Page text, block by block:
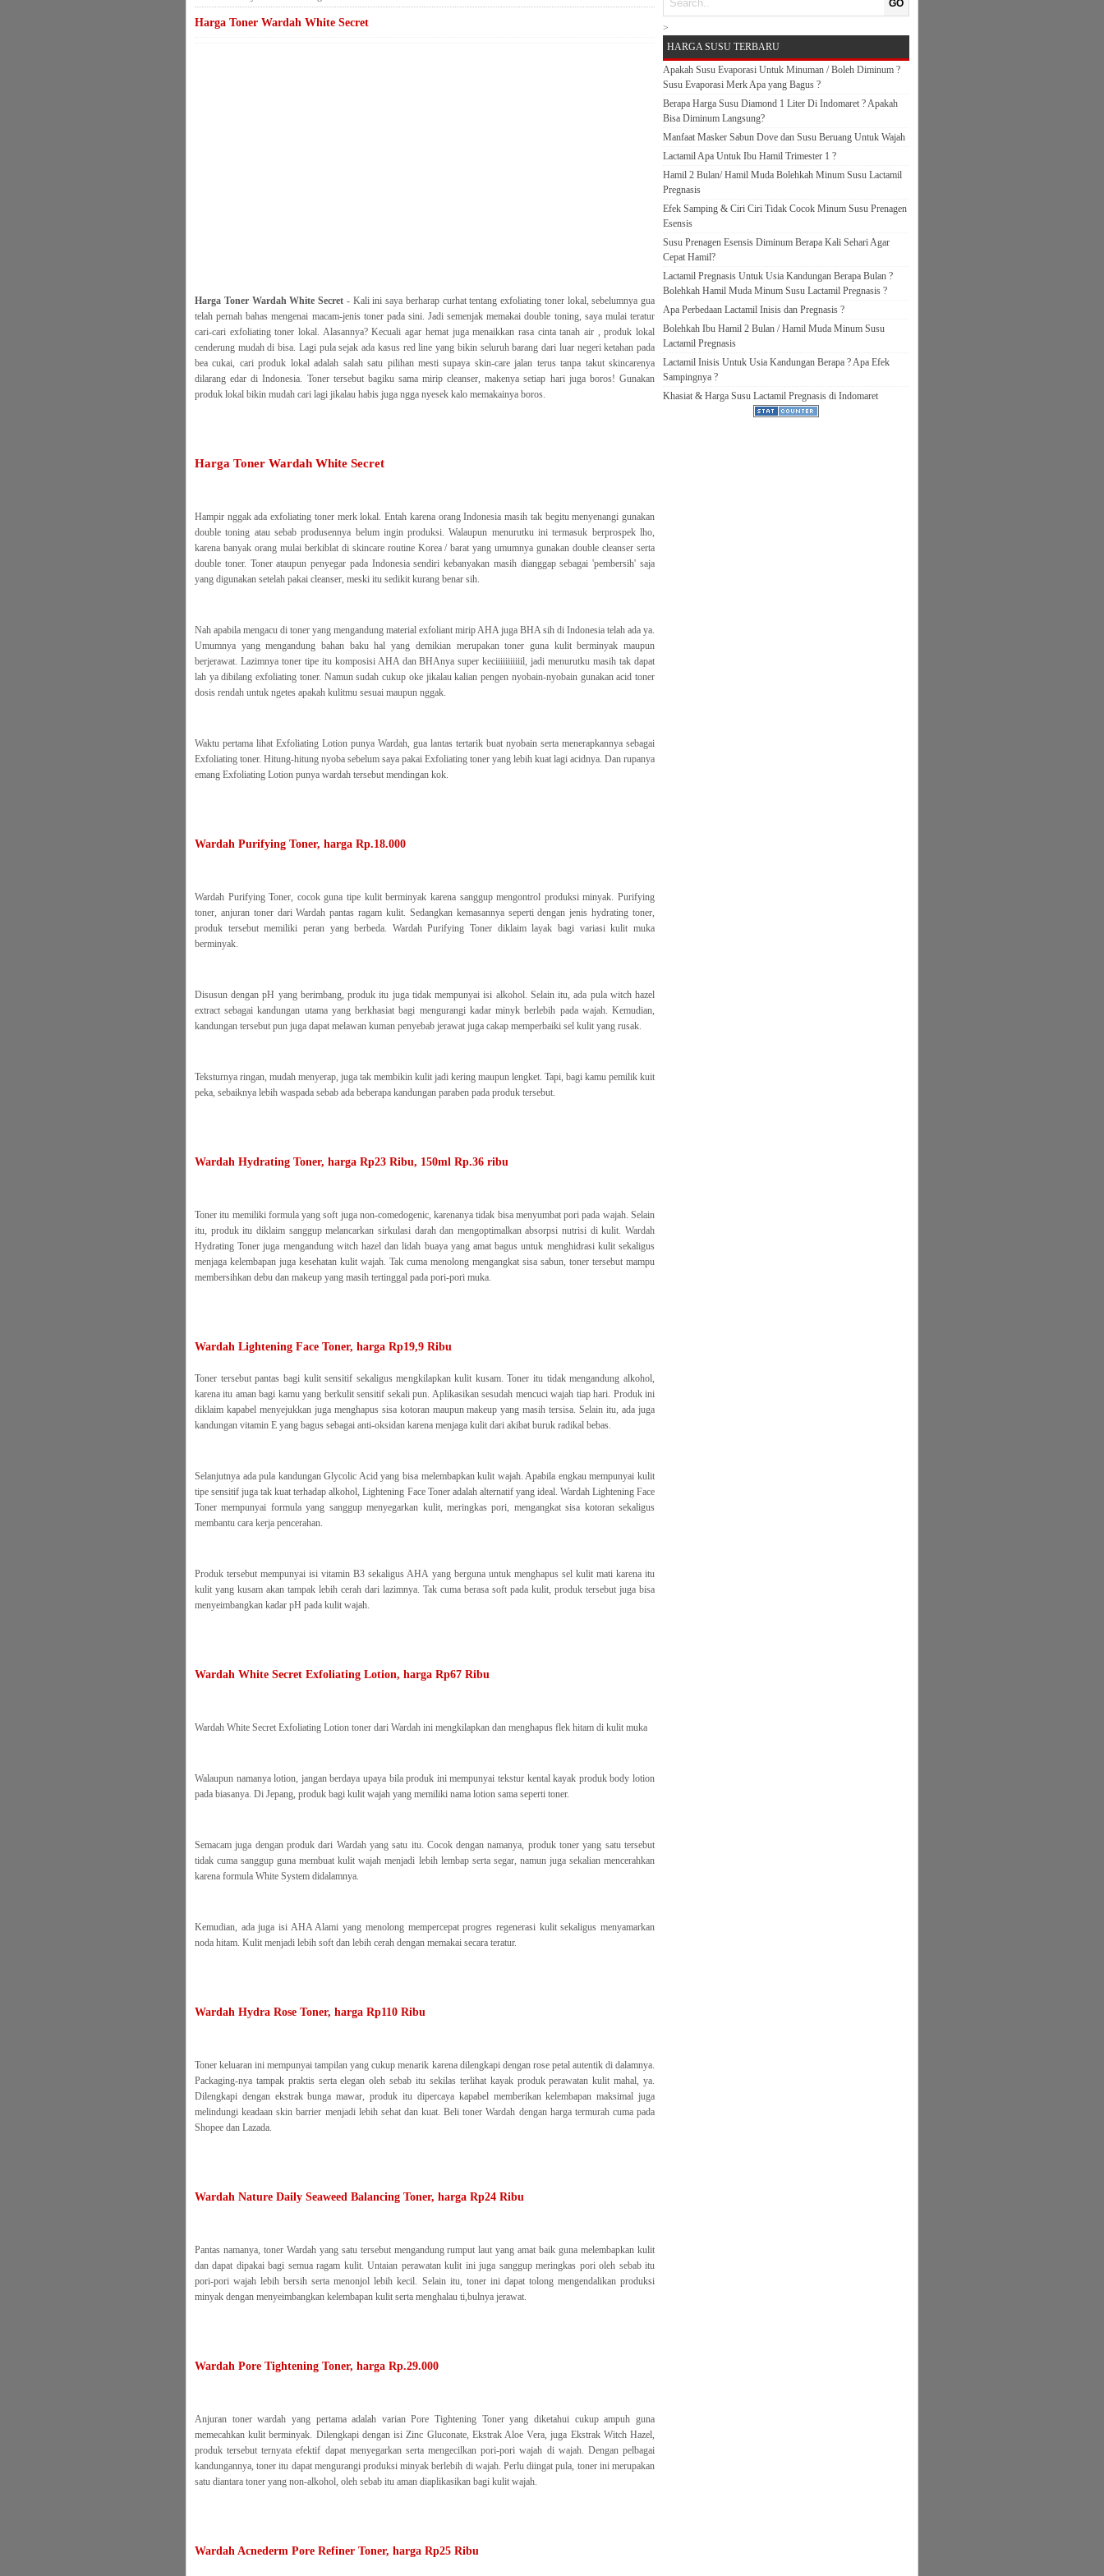
Harga Toner Wardah White Secret
Harga Toner Wardah White Secret - Kali ini saya berharap curhat tentang exfoliating toner lokal, sebelumnya gua
telah pernah bahas mengenai macam-jenis toner pada sini. Jadi semenjak memakai double toning, saya mulai teratur
cari-cari exfoliating toner lokal. Alasannya? Kecuali agar hemat juga menaikkan rasa cinta tanah air , produk lokal
cenderung mudah di bisa. Lagi pula sejak ada kasus red line yang bikin seluruh barang dari luar negeri ketahan pada
bea cukai, cari produk lokal adalah salah satu pilihan mesti supaya skin-care jalan terus tanpa takut skincarenya
dilarang edar di Indonesia. Toner tersebut bagiku sama mirip cleanser, makenya setiap hari juga boros! Gunakan
produk lokal bikin mudah cari lagi jikalau habis juga ngga nyesek kalo memakainya boros.
Harga Toner Wardah White Secret
Hampir nggak ada exfoliating toner merk lokal. Entah karena orang Indonesia masih tak begitu menyenangi gunakan
double toning atau sebab produsennya belum ingin produksi. Walaupun menurutku ini termasuk berprospek lho,
karena banyak orang mulai berkiblat di skincare routine Korea / barat yang umumnya gunakan double cleanser serta
double toner. Toner ataupun penyegar pada Indonesia sendiri kebanyakan masih dianggap sebagai 'pembersih' saja
yang digunakan setelah pakai cleanser, meski itu sedikit kurang benar sih.
Nah apabila mengacu di toner yang mengandung material exfoliant mirip AHA juga BHA sih di Indonesia telah ada ya.
Umumnya yang mengandung bahan baku hal yang demikian merupakan toner guna kulit berminyak maupun
berjerawat. Lazimnya toner tipe itu komposisi AHA dan BHAnya super keciiiiiiiiiiil, jadi menurutku masih tak dapat
lah ya dibilang exfoliating toner. Namun sudah cukup oke jikalau kalian pengen nyobain-nyobain gunakan acid toner
dosis rendah untuk ngetes apakah kulitmu sesuai maupun nggak.
Waktu pertama lihat Exfoliating Lotion punya Wardah, gua lantas tertarik buat nyobain serta menerapkannya sebagai
Exfoliating toner. Hitung-hitung nyoba sebelum saya pakai Exfoliating toner yang lebih kuat lagi acidnya. Dan rupanya
emang Exfoliating Lotion punya wardah tersebut mendingan kok.
Wardah Purifying Toner, harga Rp.18.000
Wardah Purifying Toner, cocok guna tipe kulit berminyak karena sanggup mengontrol produksi minyak. Purifying
toner, anjuran toner dari Wardah pantas ragam kulit. Sedangkan kemasannya seperti dengan jenis hydrating toner,
produk tersebut memiliki peran yang berbeda. Wardah Purifying Toner diklaim layak bagi variasi kulit muka
berminyak.
Disusun dengan pH yang berimbang, produk itu juga tidak mempunyai isi alkohol. Selain itu, ada pula witch hazel
extract sebagai kandungan utama yang berkhasiat bagi mengurangi kadar minyk berlebih pada wajah. Kemudian,
kandungan tersebut pun juga dapat melawan kuman penyebab jerawat juga cakap memperbaiki sel kulit yang rusak.
Teksturnya ringan, mudah menyerap, juga tak membikin kulit jadi kering maupun lengket. Tapi, bagi kamu pemilik kuit
peka, sebaiknya lebih waspada sebab ada beberapa kandungan paraben pada produk tersebut.
Wardah Hydrating Toner, harga Rp23 Ribu, 150ml Rp.36 ribu
Toner itu memiliki formula yang soft juga non-comedogenic, karenanya tidak bisa menyumbat pori pada wajah. Selain
itu, produk itu diklaim sanggup melancarkan sirkulasi darah dan mengoptimalkan absorpsi nutrisi di kulit. Wardah
Hydrating Toner juga mengandung witch hazel dan lidah buaya yang amat bagus untuk menghidrasi kulit sekaligus
menjaga kelembapan juga kesehatan kulit wajah. Tak cuma menolong mengangkat sisa sabun, toner tersebut mampu
membersihkan debu dan makeup yang masih tertinggal pada pori-pori muka.
Wardah Lightening Face Toner, harga Rp19,9 Ribu
Toner tersebut pantas bagi kulit sensitif sekaligus mengkilapkan kulit kusam. Toner itu tidak mengandung alkohol,
karena itu aman bagi kamu yang berkulit sensitif sekali pun. Aplikasikan sesudah mencuci wajah tiap hari. Produk ini
diklaim kapabel menyejukkan juga menghapus sisa kotoran maupun makeup yang masih tersisa. Selain itu, ada juga
kandungan vitamin E yang bagus sebagai anti-oksidan karena menjaga kulit dari akibat buruk radikal bebas.
Selanjutnya ada pula kandungan Glycolic Acid yang bisa melembapkan kulit wajah. Apabila engkau mempunyai kulit
tipe sensitif juga tak kuat terhadap alkohol, Lightening Face Toner adalah alternatif yang ideal. Wardah Lightening Face
Toner mempunyai formula yang sanggup menyegarkan kulit, meringkas pori, mengangkat sisa kotoran sekaligus
membantu cara kerja pencerahan.
Produk tersebut mempunyai isi vitamin B3 sekaligus AHA yang berguna untuk menghapus sel kulit mati karena itu
kulit yang kusam akan tampak lebih cerah dari lazimnya. Tak cuma berasa soft pada kulit, produk tersebut juga bisa
menyeimbangkan kadar pH pada kulit wajah.
Wardah White Secret Exfoliating Lotion, harga Rp67 Ribu
Wardah White Secret Exfoliating Lotion toner dari Wardah ini mengkilapkan dan menghapus flek hitam di kulit muka
Walaupun namanya lotion, jangan berdaya upaya bila produk ini mempunyai tekstur kental kayak produk body lotion
pada biasanya. Di Jepang, produk bagi kulit wajah yang memiliki nama lotion sama seperti toner.
Semacam juga dengan produk dari Wardah yang satu itu. Cocok dengan namanya, produk toner yang satu tersebut
tidak cuma sanggup guna membuat kulit wajah menjadi lebih lembap serta segar, namun juga sekalian mencerahkan
karena formula White System didalamnya.
Kemudian, ada juga isi AHA Alami yang menolong mempercepat progres regenerasi kulit sekaligus menyamarkan
noda hitam. Kulit menjadi lebih soft dan lebih cerah dengan memakai secara teratur.
Wardah Hydra Rose Toner, harga Rp110 Ribu
Toner keluaran ini mempunyai tampilan yang cukup menarik karena dilengkapi dengan rose petal autentik di dalamnya.
Packaging-nya tampak praktis serta elegan oleh sebab itu sekilas terlihat kayak produk perawatan kulit mahal, ya.
Dilengkapi dengan ekstrak bunga mawar, produk itu dipercaya kapabel memberikan kelembapan maksimal juga
melindungi keadaan skin barrier menjadi lebih sehat dan kuat. Beli toner Wardah dengan harga termurah cuma pada
Shopee dan Lazada.
Wardah Nature Daily Seaweed Balancing Toner, harga Rp24 Ribu
Pantas namanya, toner Wardah yang satu tersebut mengandung rumput laut yang amat baik guna melembapkan kulit
dan dapat dipakai bagi semua ragam kulit. Untaian perawatan kulit ini juga sanggup meringkas pori oleh sebab itu
pori-pori wajah lebih bersih serta menonjol lebih kecil. Selain itu, toner ini dapat tolong mengendalikan produksi
minyak dengan menyeimbangkan kelembapan kulit serta menghalau ti,bulnya jerawat.
Wardah Pore Tightening Toner, harga Rp.29.000
Anjuran toner wardah yang pertama adalah varian Pore Tightening Toner yang diketahui cukup ampuh guna
memecahkan kulit berminyak. Dilengkapi dengan isi Zinc Gluconate, Ekstrak Aloe Vera, juga Ekstrak Witch Hazel,
produk tersebut ternyata efektif dapat menyegarkan serta mengecilkan pori-pori wajah di wajah. Dengan pelbagai
kandungannya, toner itu dapat mengurangi produksi minyak berlebih di wajah. Perlu diingat pula, toner ini merupakan
satu diantara toner yang non-alkohol, oleh sebab itu aman diaplikasikan bagi kulit wajah.
Wardah Acnederm Pore Refiner Toner, harga Rp25 Ribu
GO
>
HARGA SUSU TERBARU
Apakah Susu Evaporasi Untuk Minuman / Boleh Diminum ?
Susu Evaporasi Merk Apa yang Bagus ?
Berapa Harga Susu Diamond 1 Liter Di Indomaret ? Apakah
Bisa Diminum Langsung?
Manfaat Masker Sabun Dove dan Susu Beruang Untuk Wajah
Lactamil Apa Untuk Ibu Hamil Trimester 1 ?
Hamil 2 Bulan/ Hamil Muda Bolehkah Minum Susu Lactamil
Pregnasis
Efek Samping & Ciri Ciri Tidak Cocok Minum Susu Prenagen
Esensis
Susu Prenagen Esensis Diminum Berapa Kali Sehari Agar
Cepat Hamil?
Lactamil Pregnasis Untuk Usia Kandungan Berapa Bulan ?
Bolehkah Hamil Muda Minum Susu Lactamil Pregnasis ?
Apa Perbedaan Lactamil Inisis dan Pregnasis ?
Bolehkah Ibu Hamil 2 Bulan / Hamil Muda Minum Susu
Lactamil Pregnasis
Lactamil Inisis Untuk Usia Kandungan Berapa ? Apa Efek
Sampingnya ?
Khasiat & Harga Susu Lactamil Pregnasis di Indomaret